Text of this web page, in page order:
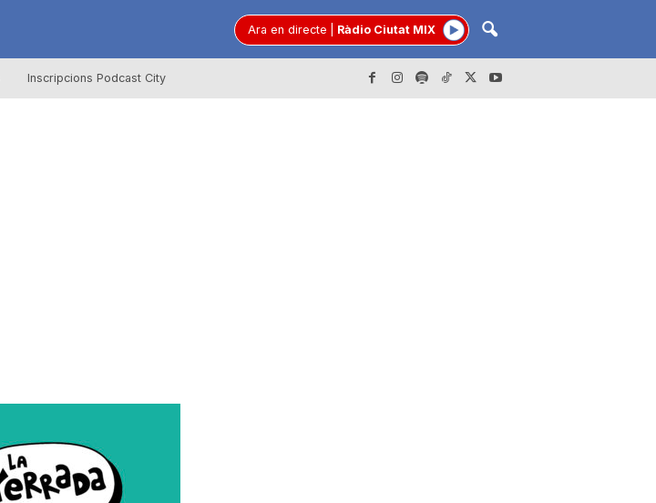
Ara en directe Ràdio Ciutat MIX
Inscripcions Podcast City